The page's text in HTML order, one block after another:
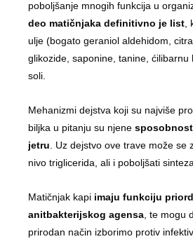
poboljšanje mnogih funkcija u
deo matičnjaka definitivno je list,
ulje (bogato geraniol aldehidom,
glikozide, saponine, tanine, ćilibarnu
soli.
Mehanizmi dejstva koji su najviše
biljka u pitanju su njene
jetru. Uz dejstvo ove trave može se
nivo triglicerida, ali i poboljšati
Matičnjak kapi imaju funkciju
anitbakterijskog agensa, te mogu
prirodan način izborimo protiv